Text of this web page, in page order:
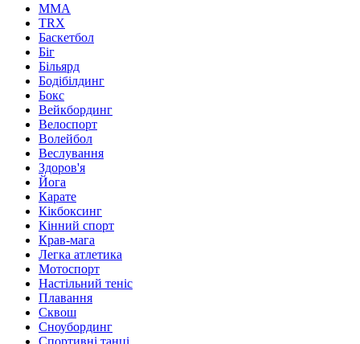
MMA
TRX
Баскетбол
Біг
Більярд
Бодібілдинг
Бокс
Вейкбординг
Велоспорт
Волейбол
Веслування
Здоров'я
Йога
Карате
Кікбоксинг
Кінний спорт
Крав-мага
Легка атлетика
Мотоспорт
Настільний теніс
Плавання
Сквош
Сноубординг
Спортивні танці